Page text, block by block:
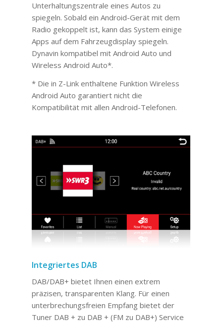
Unterhaltungszentrale eines Autos zu
spiegeln. Sobald ein Android-Gerät mit dem
Radio gekoppelt ist, kann das System einige
Apps auf dem Fahrzeugdisplay spiegeln.
Dynavin kompatibel mit Android Auto und
Wireless Android Auto*.
* Die in Z-Link enthaltene Funktion Wireless
Android Auto garantiert nicht die
Kompatibilität mit allen Android-Telefonen.
Integriertes DAB
DAB/DAB+ bietet Ihnen einen extrem
präzisen, transparenten Klang. Für einen
unterbrechungsfreien Empfang bietet der
Tuner DAB + zu DAB + (FM zu DAB+) Service